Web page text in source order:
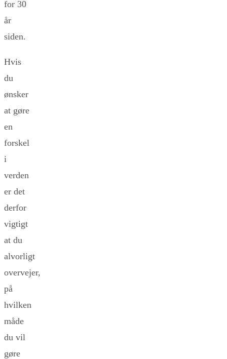
for 30
år
siden.
Hvis
du
ønsker
at gøre
en
forskel
i
verden
er det
derfor
vigtigt
at du
alvorligt
overvejer,
på
hvilken
måde
du vil
gøre